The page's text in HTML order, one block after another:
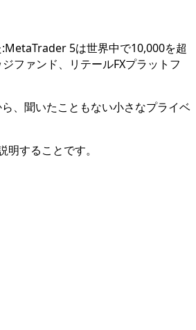
5は世界中で10,000を超
ファンド、リテールFXプラットフ
、聞いたこともない小さなプライベ
することです。